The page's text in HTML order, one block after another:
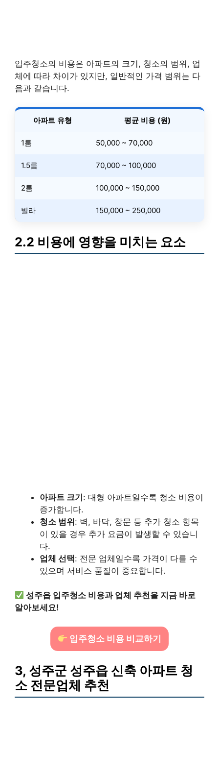
입주청소의 비용은 아파트의 크기, 청소의 범위, 업
체에 따라 차이가 있지만, 일반적인 가격 범위는 다
음과 같습니다.
아파트 유형 평균 비용 (원)
1룸 50,000 ~ 70,000
1.5룸 70,000 ~ 100,000
2룸 100,000 ~ 150,000
빌라 150,000 ~ 250,000
2.2 비용에 영향을 미치는 요소
아파트 크기: 대형 아파트일수록 청소 비용이
증가합니다.
청소 범위: 벽, 바닥, 창문 등 추가 청소 항목
이 있을 경우 추가 요금이 발생할 수 있습니
다.
업체 선택: 전문 업체일수록 가격이 다를 수
있으며 서비스 품질이 중요합니다.
성주읍 입주청소 비용과 업체 추천을 지금 바로
알아보세요!
입주청소 비용 비교하기
3, 성주군 성주읍 신축 아파트 청
소 전문업체 추천